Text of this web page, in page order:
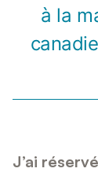
à la
J’ai